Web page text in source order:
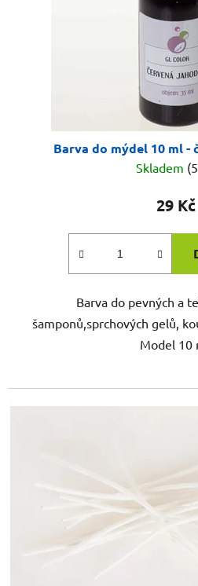
Barva do mýdel 10 ml -
Skladem
29 Kč
Barva do pevných a
šamponů,sprchových gelů,
Model 10